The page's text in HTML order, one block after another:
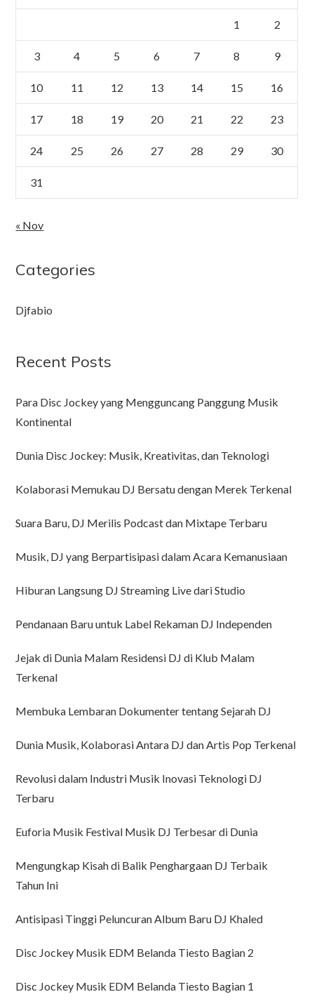
1 2
3 4 5 6 7 8 9
10 11 12 13 14 15 16
17 18 19 20 21 22 23
24 25 26 27 28 29 30
31
« Nov
Categories
Djfabio
Recent Posts
Para Disc Jockey yang Mengguncang Panggung Musik
Kontinental
Dunia Disc Jockey: Musik, Kreativitas, dan Teknologi
Kolaborasi Memukau DJ Bersatu dengan Merek Terkenal
Suara Baru, DJ Merilis Podcast dan Mixtape Terbaru
Musik, DJ yang Berpartisipasi dalam Acara Kemanusiaan
Hiburan Langsung DJ Streaming Live dari Studio
Pendanaan Baru untuk Label Rekaman DJ Independen
Jejak di Dunia Malam Residensi DJ di Klub Malam
Terkenal
Membuka Lembaran Dokumenter tentang Sejarah DJ
Dunia Musik, Kolaborasi Antara DJ dan Artis Pop Terkenal
Revolusi dalam Industri Musik Inovasi Teknologi DJ
Terbaru
Euforia Musik Festival Musik DJ Terbesar di Dunia
Mengungkap Kisah di Balik Penghargaan DJ Terbaik
Tahun Ini
Antisipasi Tinggi Peluncuran Album Baru DJ Khaled
Disc Jockey Musik EDM Belanda Tiesto Bagian 2
Disc Jockey Musik EDM Belanda Tiesto Bagian 1